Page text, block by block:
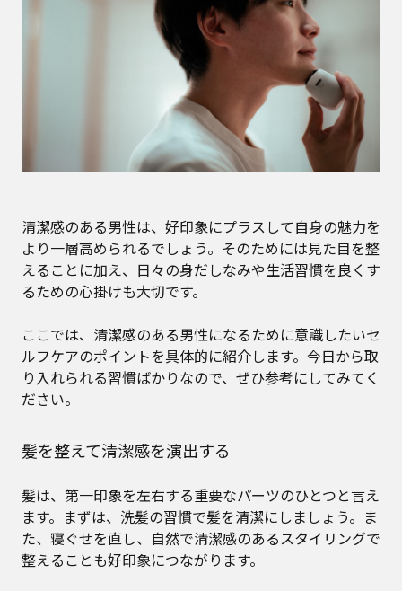
清潔感のある男性は、好印象にプラスして自身の魅力を
より一層高められるでしょう。そのためには見た目を整
えることに加え、日々の身だしなみや生活習慣を良くす
るための心掛けも大切です。
ここでは、清潔感のある男性になるために意識したいセ
ルフケアのポイントを具体的に紹介します。今日から取
り入れられる習慣ばかりなので、ぜひ参考にしてみてく
ださい。
髪を整えて清潔感を演出する
髪は、第一印象を左右する重要なパーツのひとつと言え
ます。まずは、洗髪の習慣で髪を清潔にしましょう。ま
た、寝ぐせを直し、自然で清潔感のあるスタイリングで
整えることも好印象につながります。